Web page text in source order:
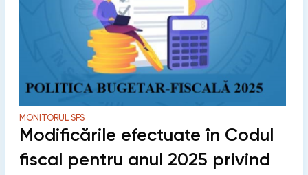
MONITORUL SFS
Modificările efectuate în Codul
fiscal pentru anul 2025 privind